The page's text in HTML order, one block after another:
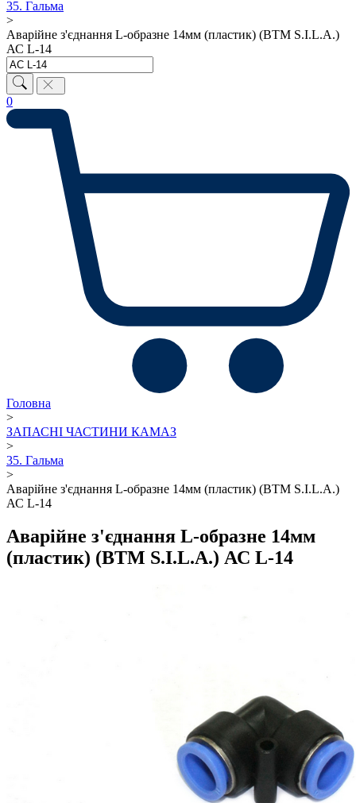
35. Гальма
>
Аварійне з'єднання L-образне 14мм (пластик) (ВТМ S.I.L.A.)
АС L-14
0
Головна
>
ЗАПАСНІ ЧАСТИНИ КАМАЗ
>
35. Гальма
>
Аварійне з'єднання L-образне 14мм (пластик) (ВТМ S.I.L.A.)
АС L-14
Аварійне з'єднання L-образне 14мм
(пластик) (ВТМ S.I.L.A.) АС L-14